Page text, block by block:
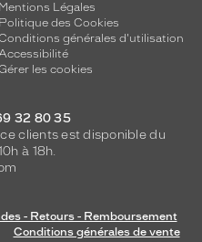
Mentions Légales
Politique des Cookies
générales d'utilisation
les cookies
32 80 35
clients est disponible du
à 18h.
- Retours - Remboursement
Conditions générales de vente